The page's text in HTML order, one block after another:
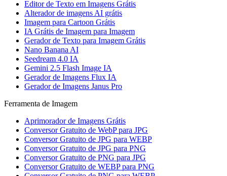
Editor de Texto em Imagens Grátis
Alterador de imagens AI grátis
Imagem para Cartoon Grátis
IA Grátis de Imagem para Imagem
Gerador de Texto para Imagem Grátis
Nano Banana AI
Seedream 4.0 IA
Gemini 2.5 Flash Image IA
Gerador de Imagens Flux IA
Gerador de Imagens Janus Pro
Ferramenta de Imagem
Aprimorador de Imagens Grátis
Conversor Gratuito de WebP para JPG
Conversor Gratuito de JPG para WEBP
Conversor Gratuito de JPG para PNG
Conversor Gratuito de PNG para JPG
Conversor Gratuito de WEBP para PNG